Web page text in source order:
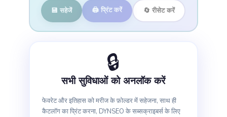
💾 सहेजें 🖨️ प्रिंट करें 🔄 रीसेट करें
🔒
सभी सुविधाओं को अनलॉक करें
फेवरेट और इतिहास को मरीज के फ़ोल्डर में सहेजना, साथ ही
कैटलॉग का प्रिंट करना, DYNSEO के सब्सक्राइबर्स के लिए